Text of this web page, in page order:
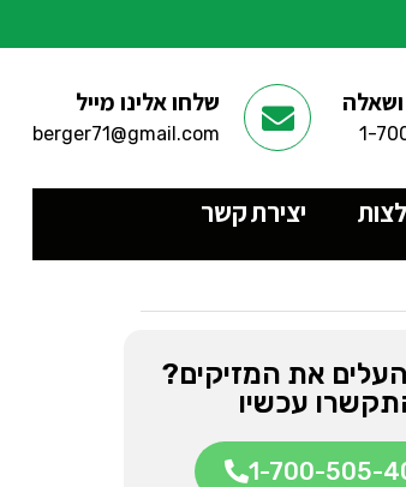
ושאלה
1-
שלחו אלינו מייל
berger71@gmail.com
יצירת קשר
את המזיקים?
עכשיו
1-700-505-